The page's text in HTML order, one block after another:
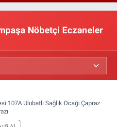
Nöbetçi Eczaneler
107A Ulubatlı Sağlık Ocağı Çapraz